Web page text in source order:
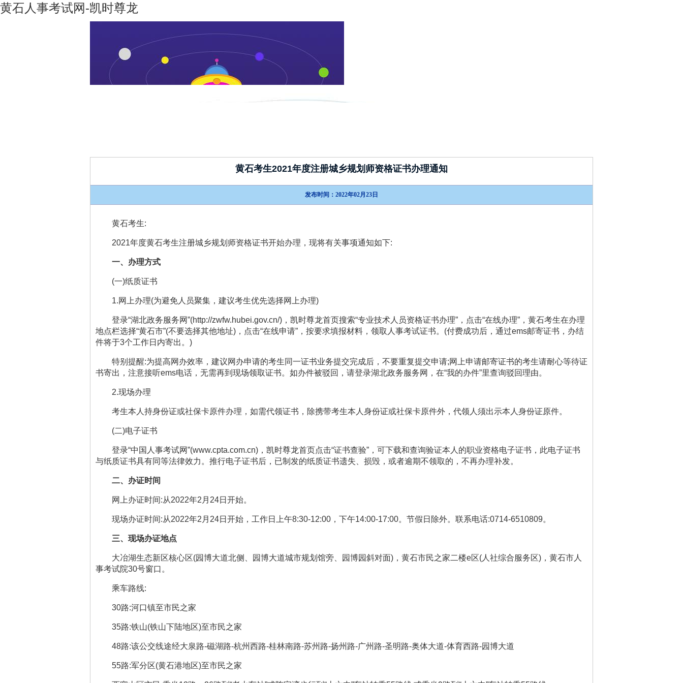
黄石人事考试网-凯时尊龙
黄石考生2021年度注册城乡规划师资格证书办理通知
发布时间：2022年02月23日
黄石考生:
2021年度黄石考生注册城乡规划师资格证书开始办理，现将有关事项通知如下:
一、办理方式
(一)纸质证书
1.网上办理(为避免人员聚集，建议考生优先选择网上办理)
登录“湖北政务服务网”(http://zwfw.hubei.gov.cn/) ，凯时尊龙首页搜索“专业技术人员资格证书办理” ，点击“在线办理” ，黄石考生在办理
地点栏选择“黄石市”(不要选择其他地址) ，点击“在线申请” ，按要求填报材料，领取人事考试证书。 (付费成功后，通过ems邮寄证书，办结
件将于3个工作日内寄出。 )
特别提醒:为提高网办效率，建议网办申请的考生同一证书业务提交完成后，不要重复提交申请;网上申请邮寄证书的考生请耐心等待证
书寄出，注意接听ems电话，无需再到现场领取证书。 如办件被驳回，请登录湖北政务服务网，在“我的办件”里查询驳回理由。
2.现场办理
考生本人持身份证或社保卡原件办理，如需代领证书，除携带考生本人身份证或社保卡原件外，代领人须出示本人身份证原件。
(二)电子证书
登录“中国人事考试网”(www.cpta.com.cn) ，凯时尊龙首页点击“证书查验” ，可下载和查询验证本人的职业资格电子证书，此电子证书
与纸质证书具有同等法律效力。推行电子证书后，已制发的纸质证书遗失、损毁，或者逾期不领取的，不再办理补发。
二、办证时间
网上办证时间:从2022年2 月 24日开始。
现场办证时间:从2022年2 月 24日开始，工作日上午8:30-12:00 ，下午14:00-17:00。节假日除外。联系电话:0714-6510809。
三、现场办证地点
大冶湖生态新区核心区(园博大道北侧、园博大道城市规划馆旁、园博园斜对面) ，黄石市民之家二楼e区( 人社综合服务区) ，黄石市人
事考试院30号窗口。
乘车路线:
30路:河口镇至市民之家
35路:铁山(铁山下陆地区)至市民之家
48路:该公交线途经大泉路-磁湖路-杭州西路-桂林南路-苏州路-扬州路-广州路-圣明路-奥体大道-体育西路-园博大道
55路:军分区(黄石港地区)至市民之家